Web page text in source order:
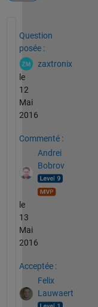
Question
posée :
zaxtronix
le
12
Mai
2016
Commenté :
Andrei
Bobrov
le
13
Mai
2016
Acceptée :
Felix
Lauwaert